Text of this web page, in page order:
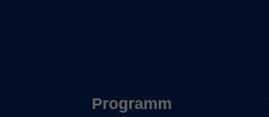
Programm